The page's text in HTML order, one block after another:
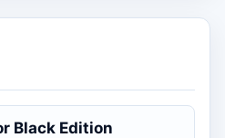
Black Edition